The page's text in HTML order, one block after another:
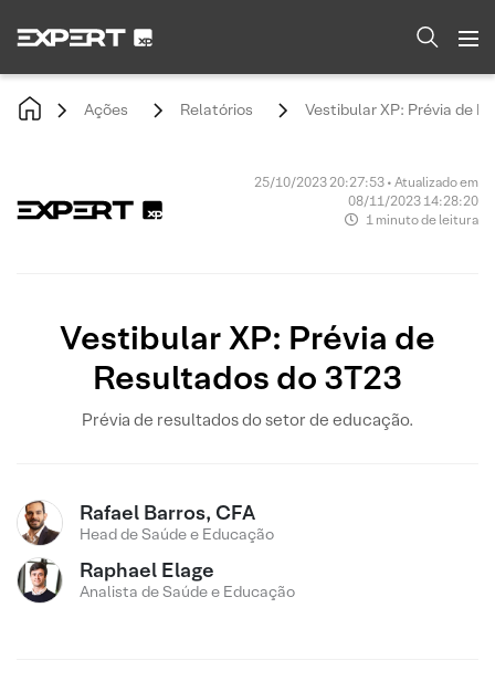
Ações Relatórios Vestibular XP: Prévia de
25/10/2023 20:27:53 • Atualizado em
08/11/2023 14:28:20
1 minuto de leitura
Vestibular XP: Prévia de
Resultados do 3T23
Prévia de resultados do setor de educação.
Rafael Barros, CFA
Head de Saúde e Educação
Raphael Elage
Analista de Saúde e Educação